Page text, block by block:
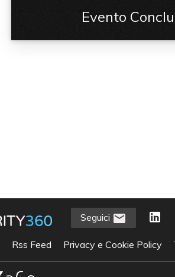
Evento
Seguici
Rss Feed Privacy e Cookie Policy